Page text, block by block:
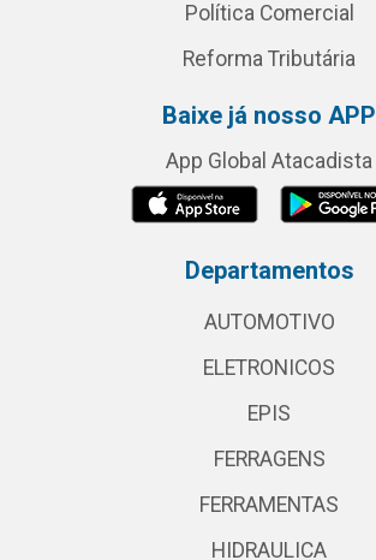
Política Comercial
Reforma Tributária
Baixe já nosso APP
App Global Atacadista
Departamentos
AUTOMOTIVO
ELETRONICOS
EPIS
FERRAGENS
FERRAMENTAS
HIDRAULICA